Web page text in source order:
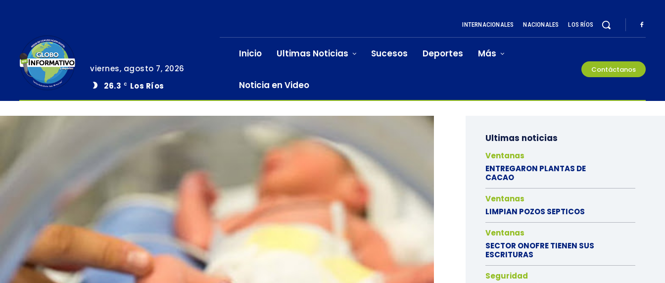
viernes, agosto 7, 2026
26.3 C Los Ríos
INTERNACIONALES NACIONALES LOS RÍOS
Inicio Ultimas Noticias Sucesos Deportes Más
Noticia en Video
Contáctanos
Ultimas noticias
Ventanas
ENTREGARON PLANTAS DE
CACAO
Ventanas
LIMPIAN POZOS SEPTICOS
Ventanas
SECTOR ONOFRE TIENEN SUS
ESCRITURAS
Seguridad